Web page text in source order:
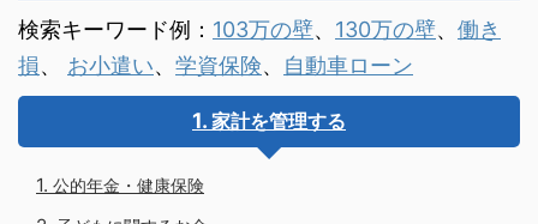
検索キーワード例： 103万の壁、 130万の壁、 働き
損、 お小遣い、 学資保険、 自動車ローン
家計を管理する
公的年金・健康保険